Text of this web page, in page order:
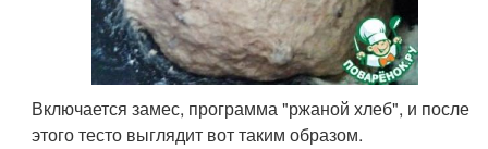
Включается замес, программа "ржаной хлеб", и после
этого тесто выглядит вот таким образом.